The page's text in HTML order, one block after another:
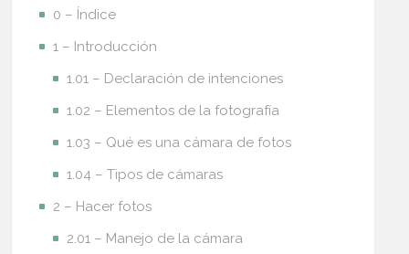
0 – Índice
1 – Introducción
1.01 – Declaración de intenciones
1.02 – Elementos de la fotografía
1.03 – Qué es una cámara de fotos
1.04 – Tipos de cámaras
2 – Hacer fotos
2.01 – Manejo de la cámara